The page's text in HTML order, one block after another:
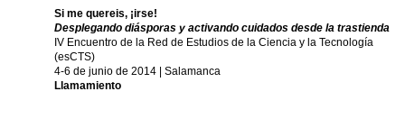
Si me quereis, ¡irse!
Desplegando diásporas y activando cuidados desde la trastienda
IV Encuentro de la Red de Estudios de la Ciencia y la Tecnología
(esCTS)
4-6 de junio de 2014 | Salamanca
Llamamiento